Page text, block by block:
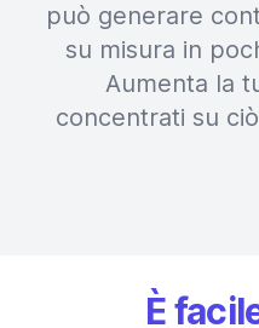
può generare
su misura in
Aumenta la
concentrati su
È